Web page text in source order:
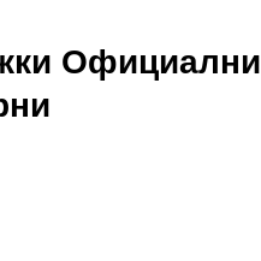
Официални